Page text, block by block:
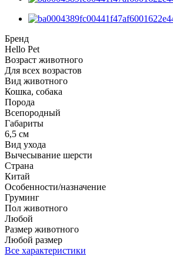
Бренд
Hello Pet
Возраст животного
Для всех возрастов
Вид животного
Кошка, собака
Порода
Всепородный
Габариты
6,5 см
Вид ухода
Вычесывание шерсти
Страна
Китай
Особенности/назначение
Груминг
Пол животного
Любой
Размер животного
Любой размер
Все характеристики